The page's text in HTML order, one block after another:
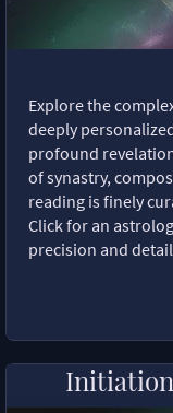
Explore the
deeply
profound
of synastry,
reading is finely
Click for an
precision and